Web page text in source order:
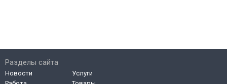
Разделы сайта
Новости
Услуги